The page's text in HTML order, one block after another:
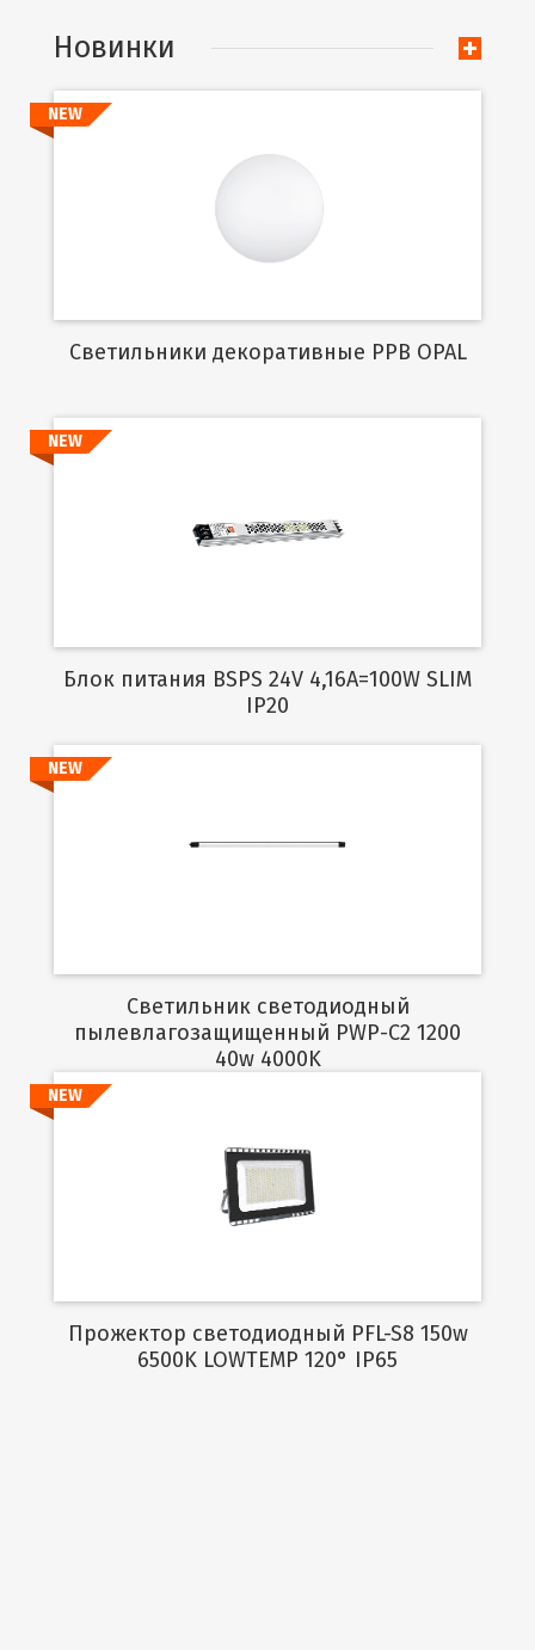
Новинки
NEW
Cветильники декоративные PPB OPAL
Подробнее
NEW
Блок питания BSPS 24V 4,16A=100W SLIM
IP20
NEW
Светильник светодиодный
пылевлагозащищенный PWP-C2 1200
40w 4000K
Подробнее
NEW
Прожектор светодиодный PFL-S8 150w
6500K LOWTEMP 120° IP65